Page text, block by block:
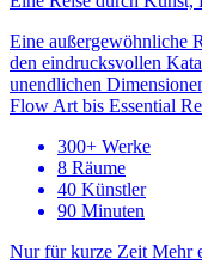
Eine außergewöhnliche
den eindrucksvollen
unendlichen
Flow Art bis Essential
300+ Werke
8 Räume
40 Künstler
90 Minuten
Nur für kurze Zeit Mehr